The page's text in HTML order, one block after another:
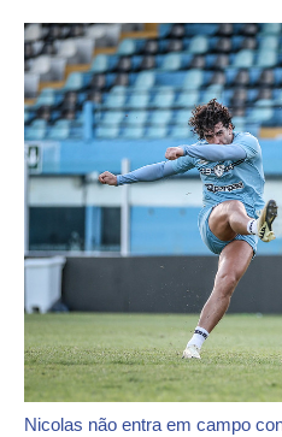
Nicolas não entra em campo